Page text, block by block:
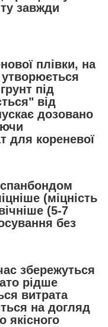
завжди
плівки, на
утворюється
під
від
дозовано
для кореневої
спанбондом
(міцність
(5-7
без
збережуться
рідше
витрата
на догляд